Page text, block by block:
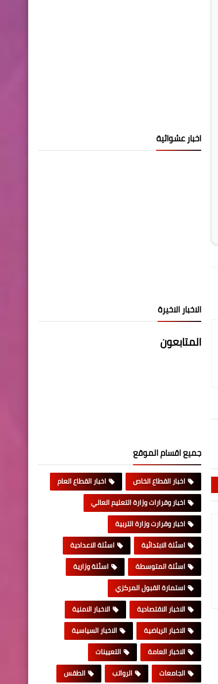
اخبار عشوائية
الاخبار الاخيرة
المتابعون
جميع اقسام الموقع
اخبار القطاع الخاص
اخبار القطاع العام
اخبار وقرارات وزارة التعليم العالي
اخبار وقرارت وزارة التربية
اسئلة الابتدائية
اسئلة الاعدادية
اسئلة المتوسطة
اسئلة وزارية
استمارة القبول المركزي
الاخبار الاقتصادية
الاخبار الامنية
الاخبار الرياضية
الاخبار السياسية
الاخبار العامة
التعيينات
الجامعات
الرواتب الطقس